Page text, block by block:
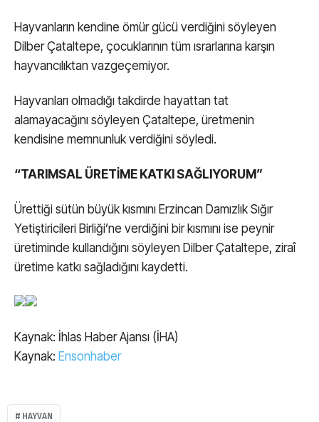
Hayvanların kendine ömür gücü verdiğini söyleyen
Dilber Çataltepe, çocuklarının tüm ısrarlarına karşın
hayvancılıktan vazgeçemiyor.
Hayvanları olmadığı takdirde hayattan tat
alamayacağını söyleyen Çataltepe, üretmenin
kendisine memnunluk verdiğini söyledi.
“TARIMSAL ÜRETİME KATKI SAĞLIYORUM”
Ürettiği sütün büyük kısmını Erzincan Damızlık Sığır
Yetiştiricileri Birliği’ne verdiğini bir kısmını ise peynir
üretiminde kullandığını söyleyen Dilber Çataltepe, ziraî
üretime katkı sağladığını kaydetti.
Kaynak: İhlas Haber Ajansı (İHA)
Kaynak: Ensonhaber
HAYVAN